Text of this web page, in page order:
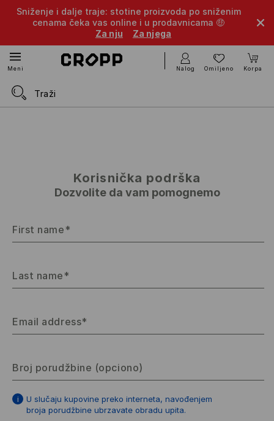
Sniženje i dalje traje: stotine proizvoda po sniženim
cenama čeka vas online i u prodavnicama 🤑
Za nju
Za njega
Meni Nalog Omiljeno Korpa
Korisnička podrška
Dozvolite da vam pomognemo
First name*
Last name*
Email address*
Broj porudžbine (opciono)
U slučaju kupovine preko interneta, navođenjem
broja porudžbine ubrzavate obradu upita.